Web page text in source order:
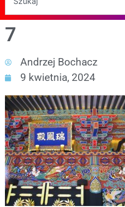
7
Andrzej Bochacz
9 kwietnia, 2024